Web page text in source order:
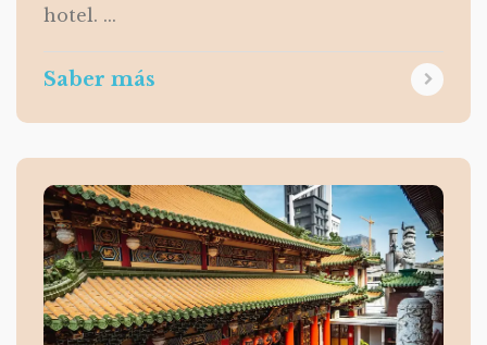
hotel. ...
Saber más